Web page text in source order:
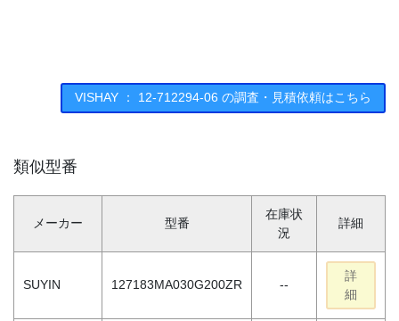
VISHAY ： 12-712294-06 の調査・見積依頼はこちら
類似型番
メーカー 型番
在庫状
況
詳細
SUYIN 127183MA030G200ZR --
詳
細